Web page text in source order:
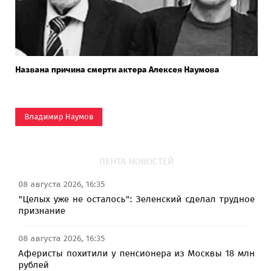
Названа причина смерти актера Алексея Наумова
Владимир Наумов
ЛЕНТА НОВОСТЕЙ
08 августа 2026, 16:35
"Целых уже не осталось": Зеленский сделал трудное
признание
08 августа 2026, 16:35
Аферисты похитили у пенсионера из Москвы 18 млн
рублей